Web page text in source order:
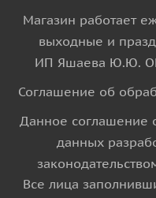
Магазин работает
выходные и
ИП Яшаева Ю.Ю.
Соглашение об
Данное соглашение
данных
Все лица